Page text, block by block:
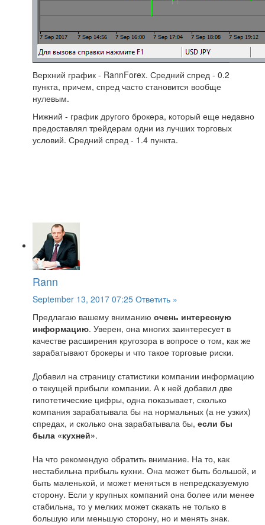
Верхний график - RannForex. Средний спред - 0.2
пункта, причем, спред часто становится вообще
нулевым.
Нижний - график другого брокера, который еще недавно
предоставлял трейдерам одни из лучших торговых
условий. Средний спред - 1.4 пункта.
Rann
September 13, 2017 07:25 Ответить »
Предлагаю вашему вниманию очень интересную
информацию. Уверен, она многих заинтересует в
качестве расширения кругозора в вопросе о том, как же
зарабатывают брокеры и что такое торговые риски.
Добавил на страницу статистики компании информацию
о текущей прибыли компании. А к ней добавил две
гипотетические цифры, одна показывает, сколько
компания зарабатывала бы на нормальных (а не узких)
спредах, и сколько она зарабатывала бы, если бы
была «кухней».
На что рекомендую обратить внимание. На то, как
нестабильна прибыль кухни. Она может быть большой, и
быть маленькой, и может меняться в непредсказуемую
сторону. Если у крупных компаний она более или менее
стабильна, то у мелких может скакать не только в
большую или меньшую сторону, но и менять знак.